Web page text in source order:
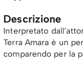
Descrizione
Interpretato
Terra Amara è un
comparendo per la